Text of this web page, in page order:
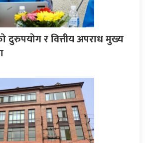
दुरुपयोग र वित्तीय अपराध मुख्य